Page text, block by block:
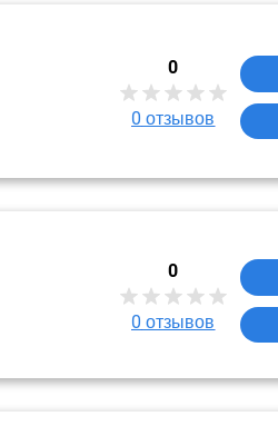
0
0 отзывов
0
0 отзывов